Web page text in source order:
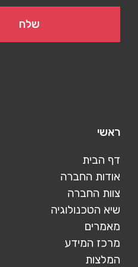
ראשי
דף הבית
אודות החברה
צוות החברה
שיא הטכנולוגיה
מאמרים
מרכז המידע
המלצות